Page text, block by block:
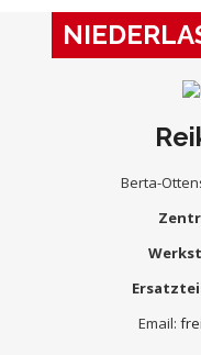
Berta-
Email: